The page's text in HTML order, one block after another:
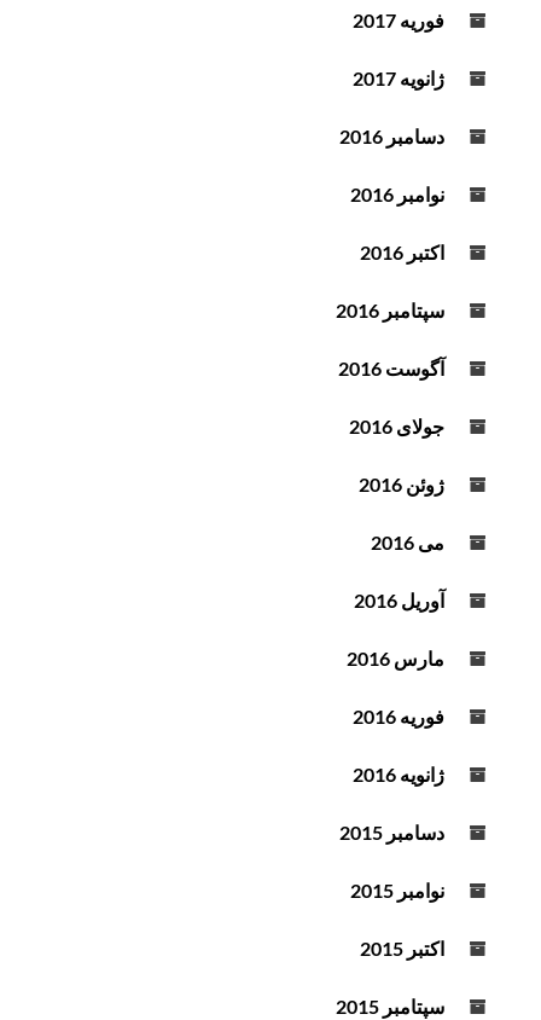
فوریه 2017
ژانویه 2017
دسامبر 2016
نوامبر 2016
اکتبر 2016
سپتامبر 2016
آگوست 2016
جولای 2016
ژوئن 2016
می 2016
آوریل 2016
مارس 2016
فوریه 2016
ژانویه 2016
دسامبر 2015
نوامبر 2015
اکتبر 2015
سپتامبر 2015